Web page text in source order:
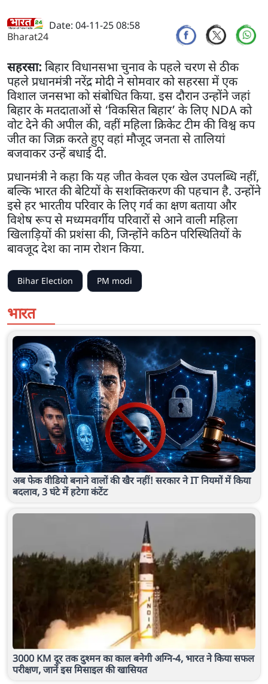
Bharat24
Date: 04-11-25 08:58
सहरसा: बिहार विधानसभा चुनाव के पहले चरण से ठीक
पहले प्रधानमंत्री नरेंद्र मोदी ने सोमवार को सहरसा में एक
विशाल जनसभा को संबोधित किया. इस दौरान उन्होंने जहां
बिहार के मतदाताओं से ‘विकसित बिहार’ के लिए NDA को
वोट देने की अपील की, वहीं महिला क्रिकेट टीम की विश्व कप
जीत का जिक्र करते हुए वहां मौजूद जनता से तालियां
बजवाकर उन्हें बधाई दी.
प्रधानमंत्री ने कहा कि यह जीत केवल एक खेल उपलब्धि नहीं,
बल्कि भारत की बेटियों के सशक्तिकरण की पहचान है. उन्होंने
इसे हर भारतीय परिवार के लिए गर्व का क्षण बताया और
विशेष रूप से मध्यमवर्गीय परिवारों से आने वाली महिला
खिलाड़ियों की प्रशंसा की, जिन्होंने कठिन परिस्थितियों के
बावजूद देश का नाम रोशन किया.
Bihar Election PM modi
भारत
अब फेक वीडियो बनाने वालों की खैर नहीं! सरकार ने IT नियमों में किया
बदलाव, 3 घंटे में हटेगा कंटेंट
3000 KM दूर तक दुश्मन का काल बनेगी अग्नि-4, भारत ने किया सफल
परीक्षण, जानें इस मिसाइल की खासियत